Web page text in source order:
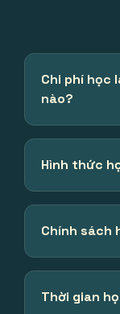
Chi phí học
nào?
Hình thức
Chính sách
Thời gian